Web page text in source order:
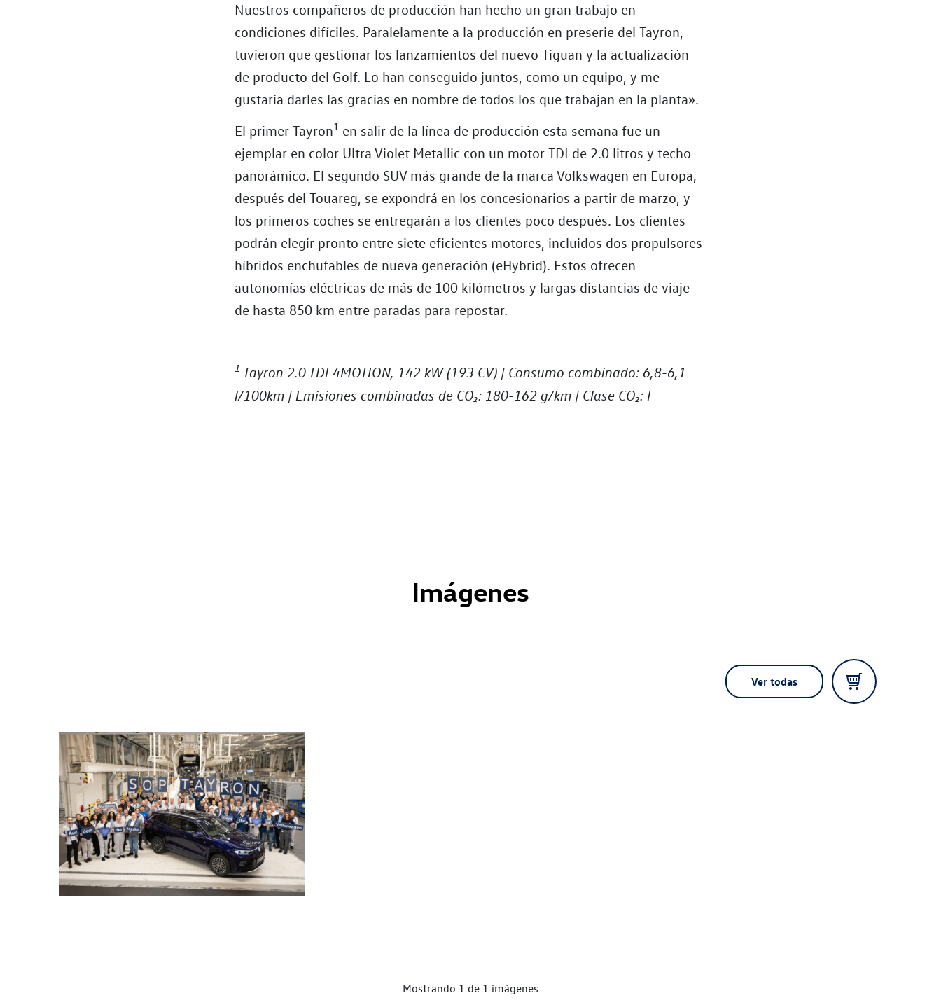
Nuestros compañeros de producción han hecho un gran trabajo en
condiciones difíciles. Paralelamente a la producción en preserie del Tayron,
tuvieron que gestionar los lanzamientos del nuevo Tiguan y la actualización
de producto del Golf. Lo han conseguido juntos, como un equipo, y me
gustaría darles las gracias en nombre de todos los que trabajan en la planta».
El primer Tayron1 en salir de la línea de producción esta semana fue un
ejemplar en color Ultra Violet Metallic con un motor TDI de 2.0 litros y techo
panorámico. El segundo SUV más grande de la marca Volkswagen en Europa,
después del Touareg, se expondrá en los concesionarios a partir de marzo, y
los primeros coches se entregarán a los clientes poco después. Los clientes
podrán elegir pronto entre siete eficientes motores, incluidos dos propulsores
híbridos enchufables de nueva generación (eHybrid). Estos ofrecen
autonomías eléctricas de más de 100 kilómetros y largas distancias de viaje
de hasta 850 km entre paradas para repostar.
1 Tayron 2.0 TDI 4MOTION, 142 kW (193 CV) | Consumo combinado: 6,8-6,1
l/100km | Emisiones combinadas de CO₂: 180-162 g/km | Clase CO₂: F
Imágenes
Ver todas
Mostrando 1 de 1 imágenes